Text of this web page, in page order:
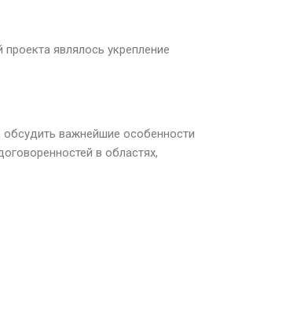
являлось укрепление
важнейшие особенности
в областях,